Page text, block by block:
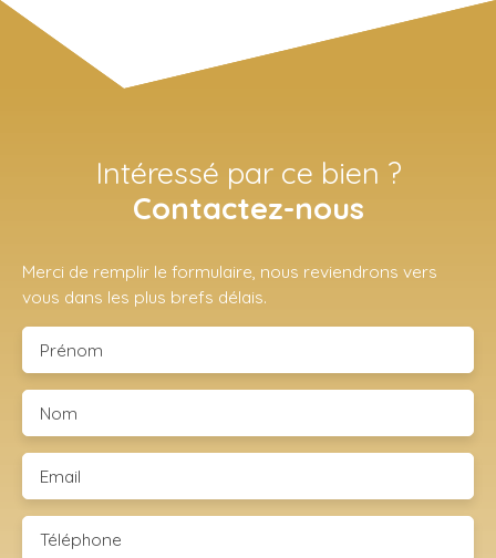
Intéressé par ce bien ?
Contactez-nous
Merci de remplir le formulaire, nous reviendrons vers
vous dans les plus brefs délais.
Prénom
Nom
Email
Téléphone